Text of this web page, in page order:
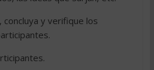
concluya y verifique los